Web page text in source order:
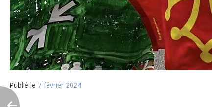
Publié le 7 février 2024